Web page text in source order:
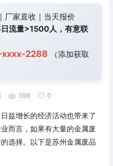
家直收｜当天报价
流量>1500人，有意联
xxxx-2288 （添加获取
398 0
益增长的经济活动也带来了
而言，如果有大量的金属废
选择。以下是苏州金属废品